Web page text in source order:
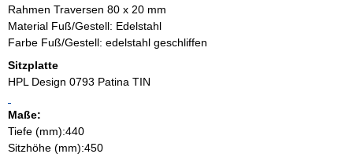
Rahmen Traversen 80 x 20 mm
Material Fuß/Gestell: Edelstahl
Farbe Fuß/Gestell: edelstahl geschliffen
Sitzplatte
HPL Design 0793 Patina TIN
Maße:
Tiefe (mm):440
Sitzhöhe (mm):450